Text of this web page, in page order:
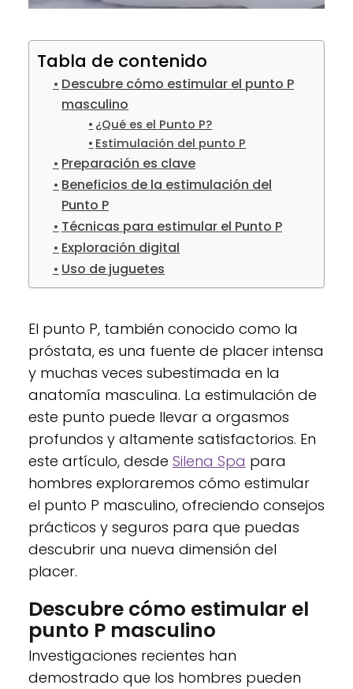
Tabla de contenido
Descubre cómo estimular el punto P
masculino
¿Qué es el Punto P?
Estimulación del punto P
Preparación es clave
Beneficios de la estimulación del
Punto P
Técnicas para estimular el Punto P
Exploración digital
Uso de juguetes
El punto P, también conocido como la
próstata, es una fuente de placer intensa
y muchas veces subestimada en la
anatomía masculina. La estimulación de
este punto puede llevar a orgasmos
profundos y altamente satisfactorios. En
este artículo, desde Silena Spa para
hombres exploraremos cómo estimular
el punto P masculino, ofreciendo consejos
prácticos y seguros para que puedas
descubrir una nueva dimensión del
placer.
Descubre cómo estimular el
punto P masculino
Investigaciones recientes han
demostrado que los hombres pueden